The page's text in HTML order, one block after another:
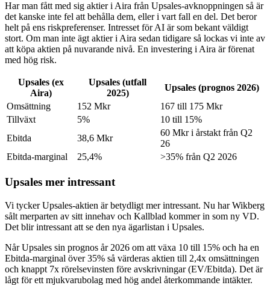
Har man fått med sig aktier i Aira från Upsales-avknoppningen så är
det kanske inte fel att behålla dem, eller i vart fall en del. Det beror
helt på ens riskpreferenser. Intresset för AI är som bekant väldigt
stort. Om man inte ägt aktier i Aira sedan tidigare så lockas vi inte av
att köpa aktien på nuvarande nivå. En investering i Aira är förenat
med hög risk.
Upsales (ex
Aira)
Upsales (utfall
2025)
Upsales (prognos 2026)
Omsättning
152 Mkr
167 till 175 Mkr
Tillväxt
5%
10 till 15%
Ebitda
38,6 Mkr
60 Mkr i årstakt från Q2
26
Ebitda-marginal
25,4% >35% från Q2 2026
Upsales mer intressant
Vi tycker Upsales-aktien är betydligt mer intressant. Nu har Wikberg
sålt merparten av sitt innehav och Kallblad kommer in som ny VD.
Det blir intressant att se den nya ägarlistan i Upsales.
Når Upsales sin prognos år 2026 om att växa 10 till 15% och ha en
Ebitda-marginal över 35% så värderas aktien till 2,4x omsättningen
och knappt 7x rörelsevinsten före avskrivningar (EV/Ebitda). Det är
lågt för ett mjukvarubolag med hög andel återkommande intäkter.